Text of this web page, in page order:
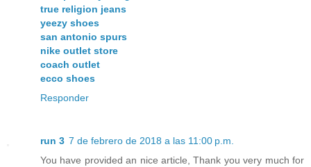
true religion jeans
yeezy shoes
san antonio spurs
nike outlet store
coach outlet
ecco shoes
Responder
run 3 7 de febrero de 2018 a las 11:00 p.m.
You have provided an nice article, Thank you very much for